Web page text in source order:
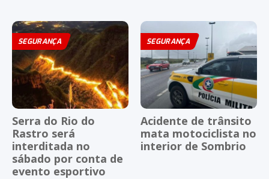
SEGURANÇA
Serra do Rio do
Rastro será
interditada no
sábado por conta de
evento esportivo
SEGURANÇA
Acidente de trânsito
mata motociclista no
interior de Sombrio